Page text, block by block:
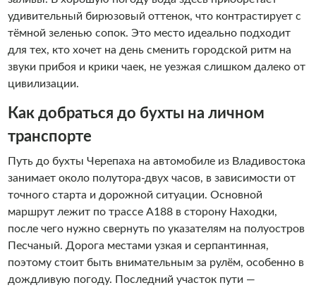
удивительный бирюзовый оттенок, что контрастирует с
тёмной зеленью сопок. Это место идеально подходит
для тех, кто хочет на день сменить городской ритм на
звуки прибоя и крики чаек, не уезжая слишком далеко от
цивилизации.
Как добраться до бухты на личном
транспорте
Путь до бухты Черепаха на автомобиле из Владивостока
занимает около полутора-двух часов, в зависимости от
точного старта и дорожной ситуации. Основной
маршрут лежит по трассе А188 в сторону Находки,
после чего нужно свернуть по указателям на полуостров
Песчаный. Дорога местами узкая и серпантинная,
поэтому стоит быть внимательным за рулём, особенно в
дождливую погоду. Последний участок пути —